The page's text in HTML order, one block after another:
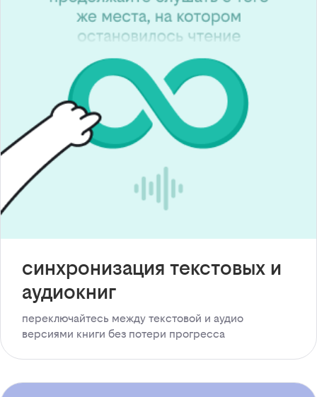
синхронизация текстовых и
аудиокниг
переключайтесь между текстовой и аудио
версиями книги без потери прогресса